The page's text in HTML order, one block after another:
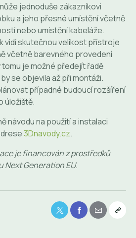
jednoduše zákazníkovi
a jeho přesné umístění včetně
nebo umístění kabeláže.
vidí skutečnou velikost přístroje
včetně barevného provedení
tomu je možné předejít řadě
se objevila až při montáži.
případné budoucí rozšíření
úložiště.
návodu na použití a instalaci
3Dnavody.cz.
je financován z prostředků
Next Generation EU.